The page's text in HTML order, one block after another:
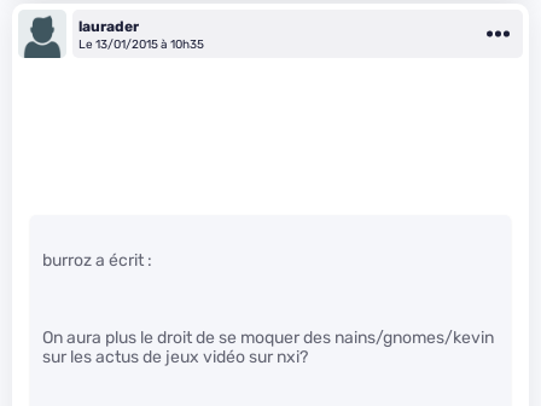
laurader
Le 13/01/2015 à 10h35
burroz a écrit :
On aura plus le droit de se moquer des nains/gnomes/kevin
sur les actus de jeux vidéo sur nxi?